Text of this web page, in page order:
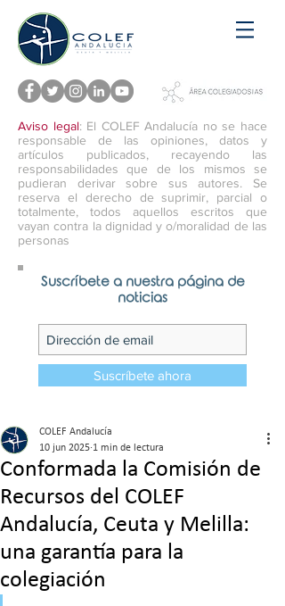
Aviso legal: El COLEF Andalucía no se hace
responsable de las opiniones, datos y
artículos publicados, recayendo las
responsabilidades que de los mismos se
pudieran derivar sobre sus autores. Se
reserva el derecho de suprimir, parcial o
totalmente, todos aquellos escritos que
vayan contra la dignidad y o/moralidad de las
personas
Suscríbete a nuestra página de
noticias
Suscríbete ahora
Conformada la Comisión de
Recursos del COLEF
Andalucía, Ceuta y Melilla:
una garantía para la
colegiación
COLEF Andalucía
10 jun 2025 1 min de lectura